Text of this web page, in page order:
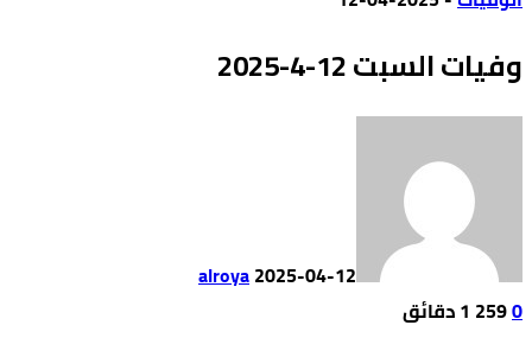
وفيات السبت 12-4-2025
alroya2025-04-12
0
259 1 ‫دقائق‬